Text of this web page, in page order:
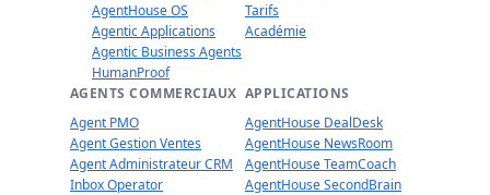
AgentHouse OS
Agentic Applications
Agentic Business Agents
HumanProof
Tarifs
Académie
AGENTS COMMERCIAUX
Agent PMO
Agent Gestion Ventes
Agent Administrateur CRM
Inbox Operator
APPLICATIONS
AgentHouse DealDesk
AgentHouse NewsRoom
AgentHouse TeamCoach
AgentHouse SecondBrain